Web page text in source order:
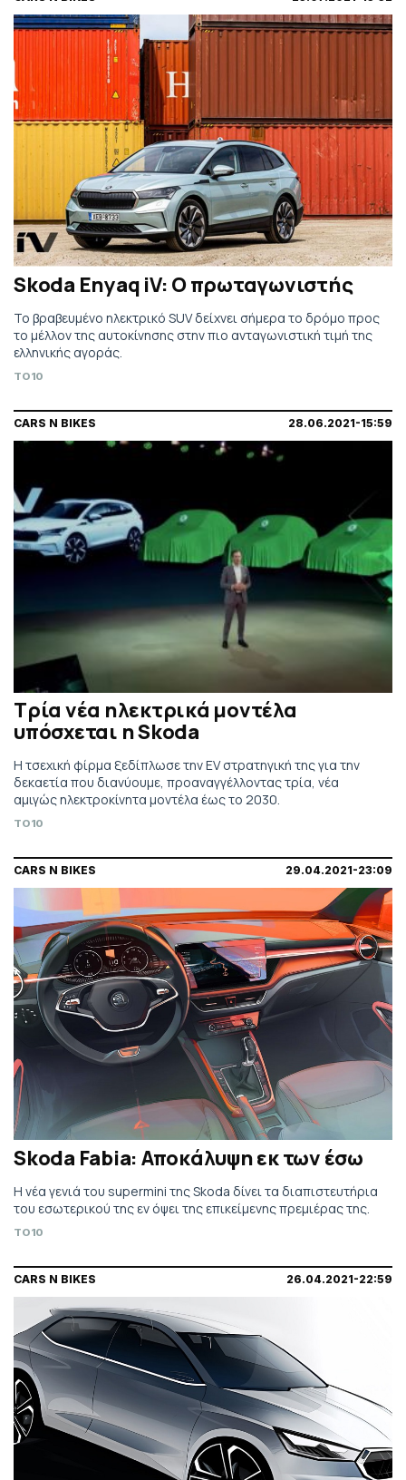
Skoda Enyaq iV: Ο πρωταγωνιστής
Το βραβευμένο ηλεκτρικό SUV δείχνει σήμερα το δρόμο προς
το μέλλον της αυτοκίνησης στην πιο ανταγωνιστική τιμή της
ελληνικής αγοράς.
TO10
CARS N BIKES 28.06.2021-15:59
Τρία νέα ηλεκτρικά μοντέλα
υπόσχεται η Skoda
Η τσεχική φίρμα ξεδίπλωσε την EV στρατηγική της για την
δεκαετία που διανύουμε, προαναγγέλλοντας τρία, νέα
αμιγώς ηλεκτροκίνητα μοντέλα έως το 2030.
TO10
CARS N BIKES 29.04.2021-23:09
Skoda Fabia: Αποκάλυψη εκ των έσω
Η νέα γενιά του supermini της Skoda δίνει τα διαπιστευτήρια
του εσωτερικού της εν όψει της επικείμενης πρεμιέρας της.
TO10
CARS N BIKES 26.04.2021-22:59